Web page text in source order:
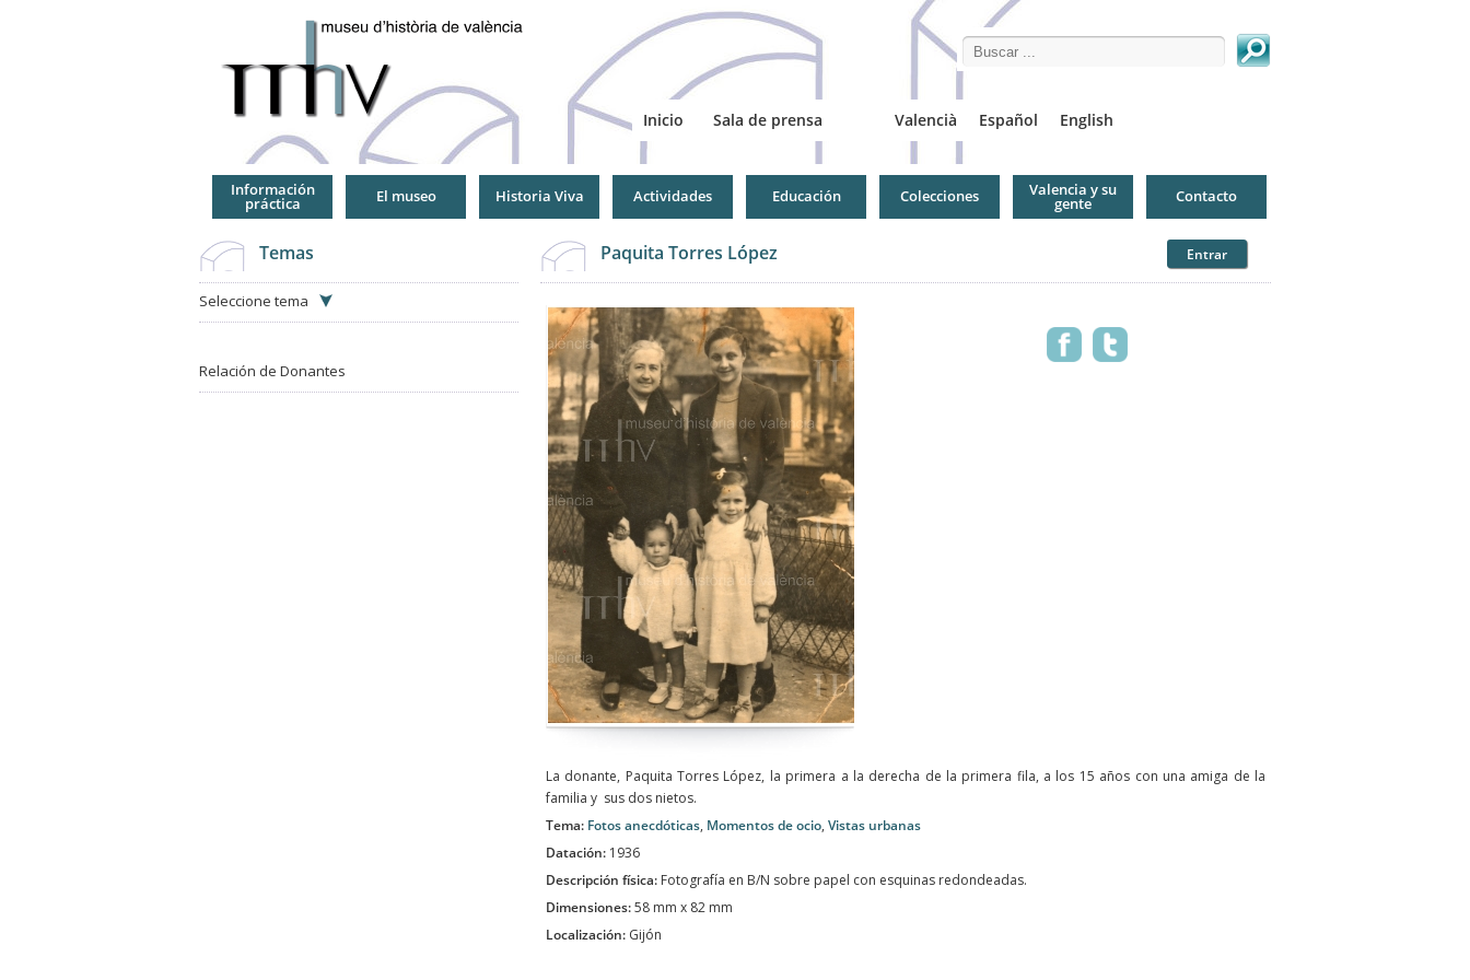
Search this site
Valencià Español English
Inicio Sala de prensa
Información
práctica El museo Historia Viva Actividades Educación Colecciones Valencia y su
gente Contacto
Temas
Seleccione tema
Relación de Donantes
Paquita Torres López Entrar
La donante, Paquita Torres López, la primera a la derecha de la primera fila, a los 15 años con una amiga de la
familia y sus dos nietos.
Tema: Fotos anecdóticas, Momentos de ocio, Vistas urbanas
Datación: 1936
Descripción física: Fotografía en B/N sobre papel con esquinas redondeadas.
Dimensiones:58 mm x 82 mm
Localización: Gijón